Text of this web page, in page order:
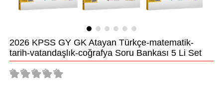
2026 KPSS GY GK Atayan Türkçe-matematik-
tarih-vatandaşlık-coğrafya Soru Bankası 5 Li Set